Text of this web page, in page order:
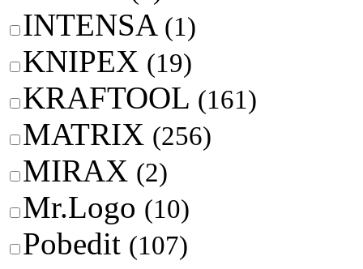
INTENSA (1)
KNIPEX (19)
KRAFTOOL (161)
MATRIX (256)
MIRAX (2)
Mr.Logo (10)
Pobedit (107)